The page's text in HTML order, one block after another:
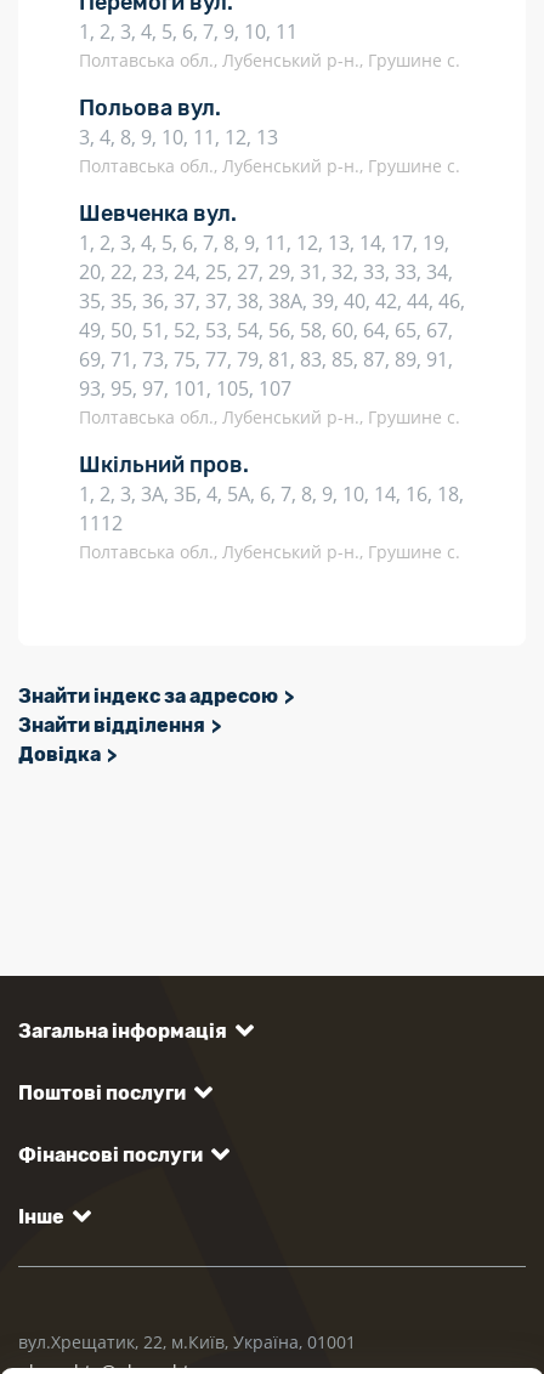
1, 2, 3, 4, 5, 6, 7, 9, 10, 11
Полтавська обл., Лубенський р-н., Грушине с.
Польова вул.
3, 4, 8, 9, 10, 11, 12, 13
Полтавська обл., Лубенський р-н., Грушине с.
Шевченка вул.
1, 2, 3, 4, 5, 6, 7, 8, 9, 11, 12, 13, 14, 17, 19,
20, 22, 23, 24, 25, 27, 29, 31, 32, 33, 33, 34,
35, 35, 36, 37, 37, 38, 38А, 39, 40, 42, 44, 46,
49, 50, 51, 52, 53, 54, 56, 58, 60, 64, 65, 67,
69, 71, 73, 75, 77, 79, 81, 83, 85, 87, 89, 91,
93, 95, 97, 101, 105, 107
Полтавська обл., Лубенський р-н., Грушине с.
Шкільний пров.
1, 2, 3, 3А, 3Б, 4, 5А, 6, 7, 8, 9, 10, 14, 16, 18,
1112
Полтавська обл., Лубенський р-н., Грушине с.
Знайти індекс за адресою
Знайти відділення
Довідка
Загальна інформація
Поштові послуги
Фінансові послуги
Інше
вул.Хрещатик, 22, м.Київ, Україна, 01001